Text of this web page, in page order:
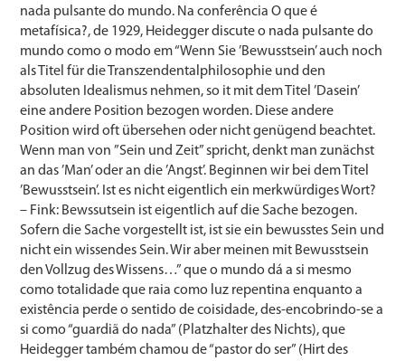
nada pulsante do mundo. Na conferência O que é
metafísica?, de 1929, Heidegger discute o nada pulsante do
mundo como o modo em “Wenn Sie ’Bewusstsein’ auch noch
als Titel für die Transzendentalphilosophie und den
absoluten Idealismus nehmen, so it mit dem Titel ’Dasein’
eine andere Position bezogen worden. Diese andere
Position wird oft übersehen oder nicht genügend beachtet.
Wenn man von ”Sein und Zeit” spricht, denkt man zunächst
an das ’Man’ oder an die ’Angst’. Beginnen wir bei dem Titel
’Bewusstsein’. Ist es nicht eigentlich ein merkwürdiges Wort?
– Fink: Bewssutsein ist eigentlich auf die Sache bezogen.
Sofern die Sache vorgestellt ist, ist sie ein bewusstes Sein und
nicht ein wissendes Sein. Wir aber meinen mit Bewusstsein
den Vollzug des Wissens…” que o mundo dá a si mesmo
como totalidade que raia como luz repentina enquanto a
existência perde o sentido de coisidade, des-encobrindo-se a
si como “guardiã do nada” (Platzhalter des Nichts), que
Heidegger também chamou de “pastor do ser” (Hirt des